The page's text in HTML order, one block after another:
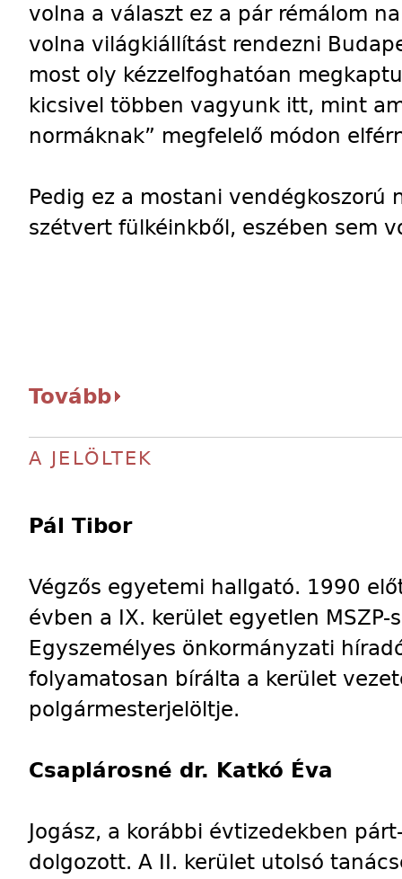
volna a választ ez a pár rémálom
volna világkiállítást rendezni
most oly kézzelfoghatóan
kicsivel többen vagyunk itt, mint
normáknak” megfelelő módon
Pedig ez a mostani vendégkoszorú
szétvert fülkéinkből, eszében sem
Tovább
A JELÖLTEK
Pál Tibor
Végzős egyetemi hallgató. 1990
évben a IX. kerület egyetlen
Egyszemélyes önkormányzati
folyamatosan bírálta a kerület
polgármesterjelöltje.
Csaplárosné dr. Katkó Éva
Jogász, a korábbi évtizedekben
dolgozott. A II. kerület utolsó